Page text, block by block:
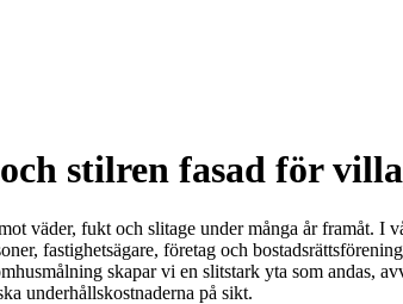
stilren fasad för
väder, fukt och slitage under många år framåt. I
fastighetsägare, företag och
skapar vi en slitstark yta som andas,
underhållskostnaderna på sikt.